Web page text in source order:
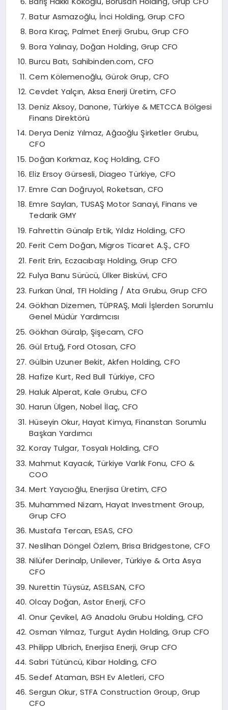
Batur Asmazoğlu, İnci Holding, Grup CFO
Bora Kıraç, Palmet Enerji Grubu, Grup CFO
Bora Yalınay, Doğan Holding, Grup CFO
Burcu Batı, Sahibinden.com, CFO
Cem Kölemenoğlu, Gürok Grup, CFO
Cevdet Yalçın, Aksa Enerji Üretim, CFO
Deniz Aksoy, Danone, Türkiye & METCCA Bölgesi
Finans Direktörü
Derya Deniz Yılmaz, Ağaoğlu Şirketler Grubu,
CFO
Doğan Korkmaz, Koç Holding, CFO
Eliz Ersoy Gürsesli, Diageo Türkiye, CFO
Emre Can Doğruyol, Roketsan, CFO
Emre Saylan, TUSAŞ Motor Sanayi, Finans ve
Tedarik GMY
Fahrettin Günalp Ertik, Yıldız Holding, CFO
Ferit Cem Doğan, Migros Ticaret A.Ş., CFO
Ferit Erin, Eczacıbaşı Holding, Grup CFO
Fulya Banu Sürücü, Ülker Bisküvi, CFO
Furkan Ünal, TFI Holding / Ata Grubu, Grup CFO
Gökhan Dizemen, TÜPRAŞ, Mali İşlerden Sorumlu
Genel Müdür Yardımcısı
Gökhan Güralp, Şişecam, CFO
Gül Ertuğ, Ford Otosan, CFO
Gülbin Uzuner Bekit, Akfen Holding, CFO
Hafize Kurt, Red Bull Türkiye, CFO
Haluk Alperat, Kale Grubu, CFO
Harun Ülgen, Nobel İlaç, CFO
Hüseyin Okur, Hayat Kimya, Finanstan Sorumlu
Başkan Yardımcı
Koray Tulgar, Tosyalı Holding, CFO
Mahmut Kayacık, Türkiye Varlık Fonu, CFO &
COO
Mert Yaycıoğlu, Enerjisa Üretim, CFO
Muhammed Nizam, Hayat Investment Group,
Grup CFO
Mustafa Tercan, ESAS, CFO
Neslihan Döngel Özlem, Brisa Bridgestone, CFO
Nilüfer Derinalp, Unilever, Türkiye & Orta Asya
CFO
Nurettin Tüysüz, ASELSAN, CFO
Olcay Doğan, Astor Enerji, CFO
Onur Çevikel, AG Anadolu Grubu Holding, CFO
Osman Yılmaz, Turgut Aydın Holding, Grup CFO
Philipp Ulbrich, Enerjisa Enerji, Grup CFO
Sabri Tütüncü, Kibar Holding, CFO
Sedef Ataman, BSH Ev Aletleri, CFO
Sergun Okur, STFA Construction Group, Grup
CFO